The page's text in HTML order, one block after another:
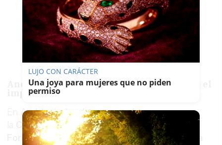
Andalucía enfrenta cifras opuestas sobre el
impacto del paro
En Andalucía, los datos aportados por
Consejería de Desarrollo Educativo y
Formación Profesionalde la Junta de Andalucía
LUJO CON CARÁCTER
Una joya para mujeres que no piden
permiso